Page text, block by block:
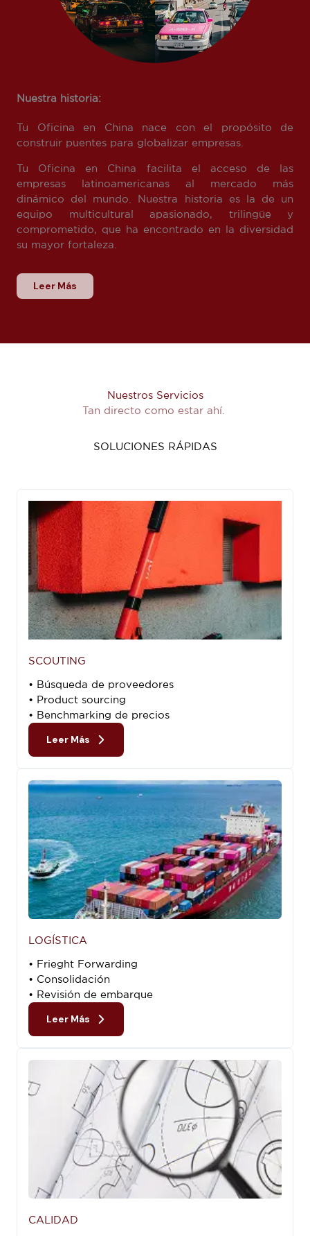
Nuestra historia:
Tu Oficina en China nace con el propósito de
construir puentes para globalizar empresas.
Tu Oficina en China facilita el acceso de las
empresas latinoamericanas al mercado más
dinámico del mundo. Nuestra historia es la de un
equipo multicultural apasionado, trilingüe y
comprometido, que ha encontrado en la diversidad
su mayor fortaleza.
Leer Más
Nuestros Servicios
Tan directo como estar ahí.
SOLUCIONES RÁPIDAS
SCOUTING
• Búsqueda de proveedores
• Product sourcing
• Benchmarking de precios
Leer Más
LOGÍSTICA
• Frieght Forwarding
• Consolidación
• Revisión de embarque
Leer Más
CALIDAD